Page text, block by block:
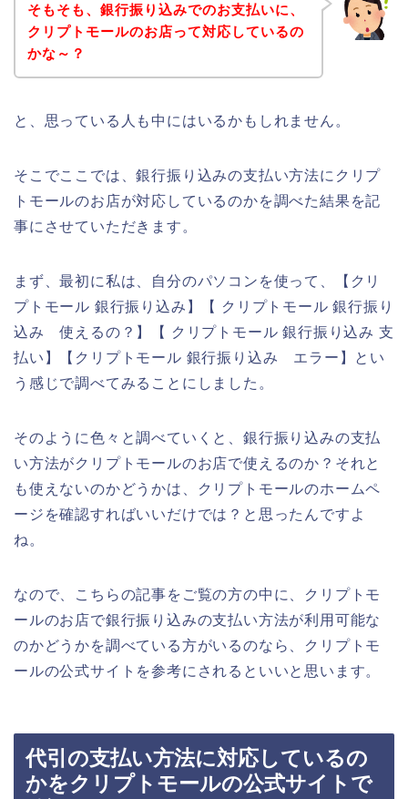
そもそも、銀行振り込みでのお支払いに、
クリプトモールのお店って対応しているの
かな～？
と、思っている人も中にはいるかもしれません。
そこでここでは、銀行振り込みの支払い方法にクリプ
トモールのお店が対応しているのかを調べた結果を記
事にさせていただきます。
まず、最初に私は、自分のパソコンを使って、【クリ
プトモール 銀行振り込み】【 クリプトモール 銀行振り
込み 使えるの？】【 クリプトモール 銀行振り込み 支
払い】【クリプトモール 銀行振り込み エラー】とい
う感じで調べてみることにしました。
そのように色々と調べていくと、銀行振り込みの支払
い方法がクリプトモールのお店で使えるのか？それと
も使えないのかどうかは、クリプトモールのホームペ
ージを確認すればいいだけでは？と思ったんですよ
ね。
なので、こちらの記事をご覧の方の中に、クリプトモ
ールのお店で銀行振り込みの支払い方法が利用可能な
のかどうかを調べている方がいるのなら、クリプトモ
ールの公式サイトを参考にされるといいと思います。
代引の支払い方法に対応しているの
かをクリプトモールの公式サイトで